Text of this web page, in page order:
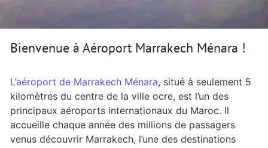
Bienvenue à Aéroport Marrakech Ménara !
L’aéroport de Marrakech Ménara, situé à seulement 5
kilomètres du centre de la ville ocre, est l’un des
principaux aéroports internationaux du Maroc. Il
accueille chaque année des millions de passagers
venus découvrir Marrakech, l’une des destinations